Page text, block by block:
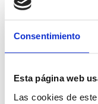
Consentimiento
Esta página web
Las cookies de
de transparencia y
traslada a los
Regístrate en el
encuesta sobre